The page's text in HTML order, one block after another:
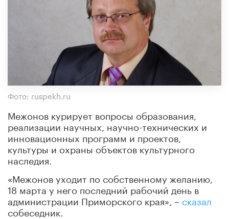
Фото: ruspekh.ru
Межонов курирует вопросы образования,
реализации научных, научно-технических и
инновационных программ и проектов,
культуры и охраны объектов культурного
наследия.
«Межонов уходит по собственному желанию,
18 марта у него последний рабочий день в
администрации Приморского края», – сказал
собеседник.